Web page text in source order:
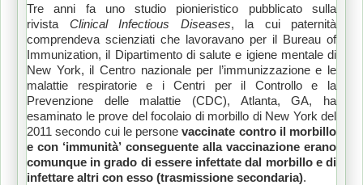
Tre anni fa uno studio pionieristico pubblicato sulla
rivista Clinical Infectious Diseases, la cui paternità
comprendeva scienziati che lavoravano per il Bureau of
Immunization, il Dipartimento di salute e igiene mentale di
New York, il Centro nazionale per l’immunizzazione e le
malattie respiratorie e i Centri per il Controllo e la
Prevenzione delle malattie (CDC), Atlanta, GA, ha
esaminato le prove del focolaio di morbillo di New York del
2011 secondo cui le personevaccinate contro il morbillo
e con ‘immunità’ conseguente alla vaccinazione erano
comunque in grado di essere infettate dal morbillo e di
infettare altri con esso (trasmissione secondaria).